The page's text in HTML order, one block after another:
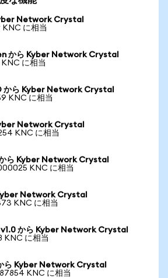
Network Crystal
KNC に相当
から Kyber Network Crystal
KNC に相当
から Kyber Network Crystal
KNC に相当
Network Crystal
KNC に相当
ら Kyber Network Crystal
KNC に相当
Network Crystal
KNC に相当
から Kyber Network Crystal
KNC に相当
ら Kyber Network Crystal
KNC に相当